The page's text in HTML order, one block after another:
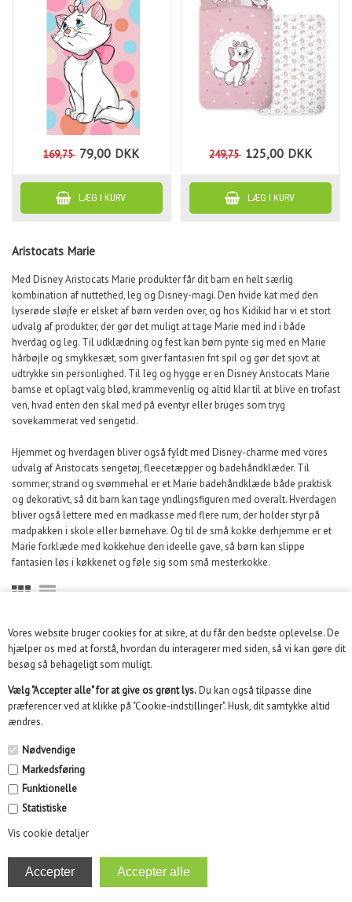
Vores website bruger cookies for at sikre, at du får den bedste oplevelse. De
hjælper os med at forstå, hvordan du interagerer med siden, så vi kan gøre dit
besøg så behageligt som muligt.
Vælg "Accepter alle" for at give os grønt lys.Du kan også tilpasse dine
præferencer ved at klikke på "Cookie-indstillinger". Husk, dit samtykke altid
ændres.
Nødvendige
Markedsføring
Funktionelle
Statistiske
Vis cookie detaljer
169,75 79,00 DKK 249,75 125,00 DKK
Aristocats Marie
Med Disney Aristocats Marie produkter får dit barn en helt særlig
kombination af nuttethed, leg og Disney-magi. Den hvide kat med den
lyserøde sløjfe er elsket af børn verden over, og hos Kidikid har vi et stort
udvalg af produkter, der gør det muligt at tage Marie med ind i både
hverdag og leg. Til udklædning og fest kan børn pynte sig med en Marie
hårbøjle og smykkesæt, som giver fantasien frit spil og gør det sjovt at
udtrykke sin personlighed. Til leg og hygge er en Disney Aristocats Marie
bamse et oplagt valg blød, krammevenlig og altid klar til at blive en trofast
ven, hvad enten den skal med på eventyr eller bruges som tryg
sovekammerat ved sengetid.
Hjemmet og hverdagen bliver også fyldt med Disney-charme med vores
udvalg af Aristocats sengetøj, fleecetæpper og badehåndklæder. Til
sommer, strand og svømmehal er et Marie badehåndklæde både praktisk
og dekorativt, så dit barn kan tage yndlingsfiguren med overalt. Hverdagen
bliver også lettere med en madkasse med flere rum, der holder styr på
madpakken i skole eller børnehave. Og til de små kokke derhjemme er et
Marie forklæde med kokkehue den ideelle gave, så børn kan slippe
fantasien løs i køkkenet og føle sig som små mesterkokke.
KUNDESERVICE
INFORMATION
KUNDECENTER
SOME
NYHEDSBREV
info@kidikid.dk | CVR 35532870